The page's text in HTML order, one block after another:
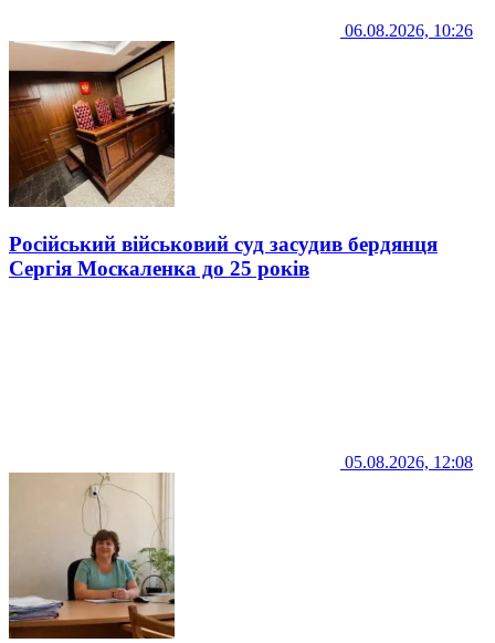
06.08.2026, 10:26
Російський військовий суд засудив бердянця
Сергія Москаленка до 25 років
05.08.2026, 12:08